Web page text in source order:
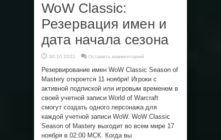
WoW Classic:
Резервация имен и
дата начала сезона
30.10.2021 Оставить комментарий
Резервирование имен WoW Classic Season of
Mastery откроется 11 ноября! Игроки с
активной подпиской или игровым временем в
своей учетной записи World of Warcraft
смогут создать одного персонажа для
каждой учетной записи WoW. WoW Classic
Season of Mastery выходит во всем мире 17
ноября в 02:00 МСК. Когда вы